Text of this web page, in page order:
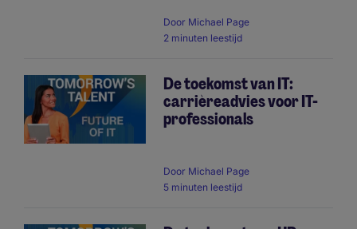
Door Michael Page
2 minuten leestijd
De toekomst van IT:
carrièreadvies voor IT-
professionals
Door Michael Page
5 minuten leestijd